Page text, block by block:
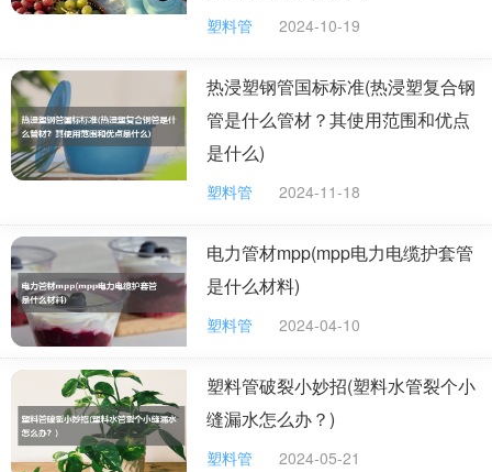
塑料管 2024-10-19
热浸塑钢管国标标准(热浸塑复合钢
管是什么管材？其使用范围和优点
是什么)
塑料管 2024-11-18
电力管材mpp(mpp电力电缆护套管
是什么材料)
塑料管 2024-04-10
塑料管破裂小妙招(塑料水管裂个小
缝漏水怎么办？)
塑料管 2024-05-21